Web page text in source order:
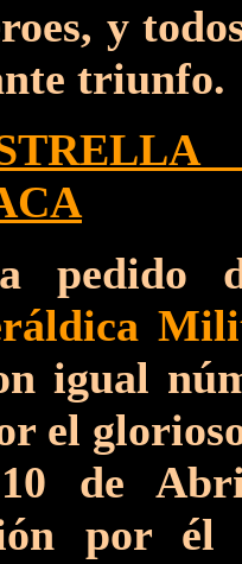
y
triunfo.
pedido
igual
el
de
por